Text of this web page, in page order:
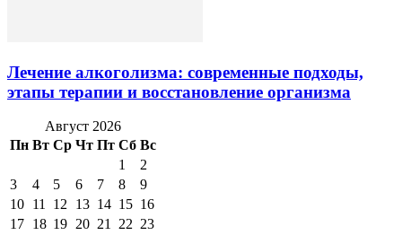
Лечение алкоголизма: современные подходы,
этапы терапии и восстановление организма
Август 2026
Пн Вт Ср Чт Пт Сб Вс
1
2
3
4 5 6 7 8
9
10 11 12 13 14 15 16
17 18 19 20 21 22 23